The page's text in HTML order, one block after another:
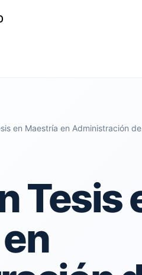
en Maestría en Administración
Tesis